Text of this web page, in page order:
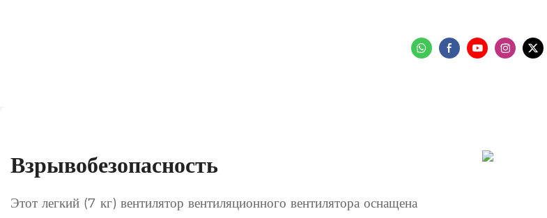
Взрывобезопасность
Этот легкий (7 кг) вентилятор вентиляционного вентилятора оснащена